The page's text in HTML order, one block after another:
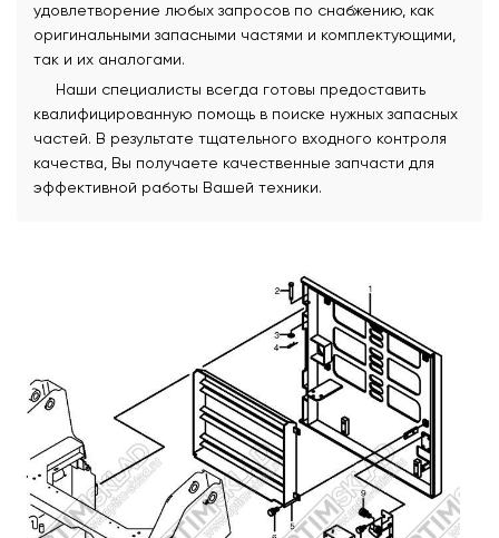
удовлетворение любых запросов по снабжению, как
оригинальными запасными частями и комплектующими,
так и их аналогами.
Наши специалисты всегда готовы предоставить
квалифицированную помощь в поиске нужных запасных
частей. В результате тщательного входного контроля
качества, Вы получаете качественные запчасти для
эффективной работы Вашей техники.